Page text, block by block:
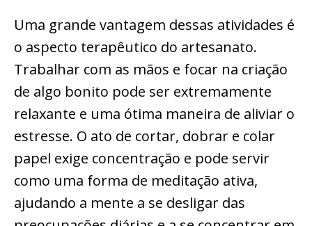
Uma grande vantagem dessas atividades é
o aspecto terapêutico do artesanato.
Trabalhar com as mãos e focar na criação
de algo bonito pode ser extremamente
relaxante e uma ótima maneira de aliviar o
estresse. O ato de cortar, dobrar e colar
papel exige concentração e pode servir
como uma forma de meditação ativa,
ajudando a mente a se desligar das